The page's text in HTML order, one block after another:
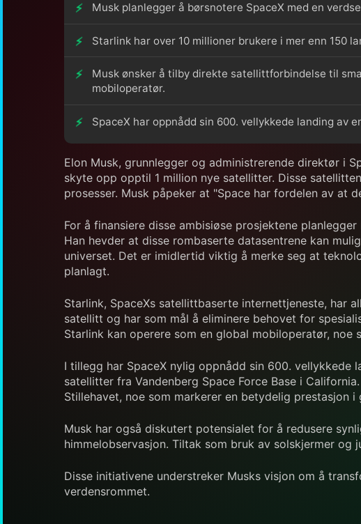
Musk planlegger å børsnotere SpaceX med en
Starlink har over 10 millioner brukere i mer enn 150
Musk ønsker å tilby direkte satellittforbindelse til
mobiloperatør.
SpaceX har oppnådd sin 600. vellykkede landing
Elon Musk, grunnlegger og administrerende direktør i
skyte opp opptil 1 million nye satellitter. Disse
prosesser. Musk påpeker at "Space har fordelen av at
For å finansiere disse ambisiøse prosjektene
Han hevder at disse rombaserte datasentrene kan
universet. Det er imidlertid viktig å merke seg at
planlagt.
Starlink, SpaceXs satellittbaserte internettjeneste, har
satellitt og har som mål å eliminere behovet for
Starlink kan operere som en global mobiloperatør,
I tillegg har SpaceX nylig oppnådd sin 600.
satellitter fra Vandenberg Space Force Base i
Stillehavet, noe som markerer en betydelig prestasjon
Musk har også diskutert potensialet for å redusere
himmelobservasjon. Tiltak som bruk av solskjermer
Disse initiativene understreker Musks visjon om å
verdensrommet.